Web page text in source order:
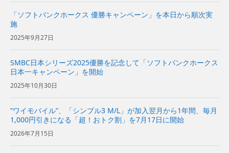
「ソフトバンクホークス 優勝キャンペーン」を本日から順次実
施
2025年9月27日
SMBC日本シリーズ2025優勝を記念して「ソフトバンクホークス
日本一キャンペーン」を開始
2025年10月30日
“ワイモバイル”、「シンプル3 M/L」が加入翌月から1年間、毎月
1,000円引きになる「超！おトク割」を7月17日に開始
2026年7月15日